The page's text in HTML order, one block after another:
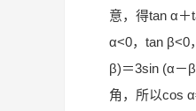
意，得tan α
α<0，tan β<0
β)＝3sin (α－
角，所以cos